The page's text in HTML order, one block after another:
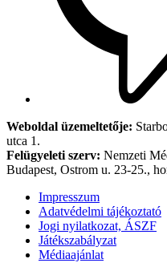
Weboldal üzemeltetője:
utca 1.
Felügyeleti szerv: Nemzeti
Budapest, Ostrom u. 23-25.,
Impresszum
Adatvédelmi tájékoztató
Jogi nyilatkozat, ÁSZF
Játékszabályzat
Médiaajánlat